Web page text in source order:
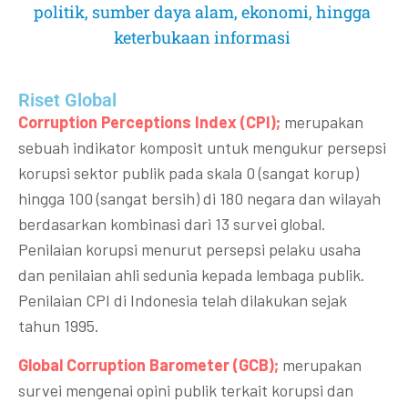
politik, sumber daya alam, ekonomi, hingga
keterbukaan informasi
Riset Global​
Corruption Perceptions Index (CPI); merupakan
sebuah indikator komposit untuk mengukur persepsi
korupsi sektor publik pada skala 0 (sangat korup)
hingga 100 (sangat bersih) di 180 negara dan wilayah
berdasarkan kombinasi dari 13 survei global.
Penilaian korupsi menurut persepsi pelaku usaha
dan penilaian ahli sedunia kepada lembaga publik.
Penilaian CPI di Indonesia telah dilakukan sejak
tahun 1995.
Global Corruption Barometer (GCB); merupakan
survei mengenai opini publik terkait korupsi dan